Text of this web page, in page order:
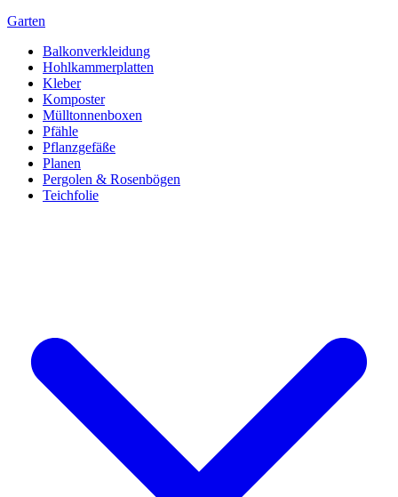
Garten
Balkonverkleidung
Hohlkammerplatten
Kleber
Komposter
Mülltonnenboxen
Pfähle
Pflanzgefäße
Planen
Pergolen & Rosenbögen
Teichfolie